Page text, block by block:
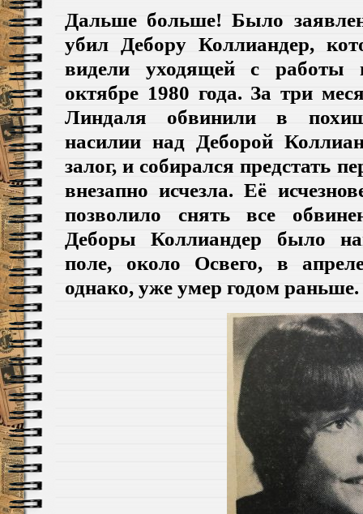
Дальше больше! Было
убил Дебору Коллиандер,
видели уходящей с
октябре 1980 года. За три
Линдаля обвинили в
насилии над Деборой
залог, и собирался предстать
внезапно исчезла.Её
позволило снять все
Деборы Коллиандер было
поле, около Освего, в
однако, уже умер годом